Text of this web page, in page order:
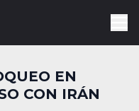
EN
CON IRÁN